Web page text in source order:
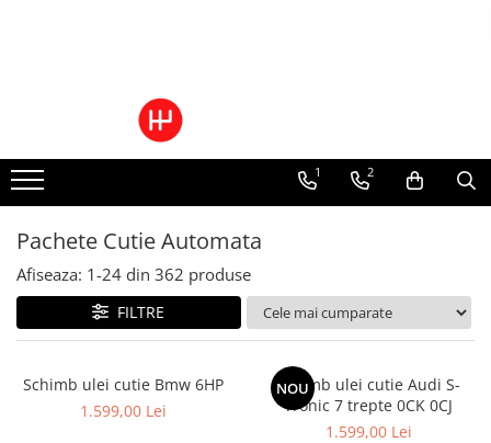
Pachete Cutie Automata
Pachete Cutie Manuala
Pachete Grup Diferential
Reparatii convertizoare de cuplu
Climatizare Auto
Ulei cutie automata
1 2
Pachete Cutie Automata
Afiseaza: 1-24 din 362 produse
FILTRE
Schimb ulei cutie Bmw 6HP
1.599,00 Lei
NOU
Schimb ulei cutie Audi S-
Tronic 7 trepte 0CK 0CJ
1.599,00 Lei